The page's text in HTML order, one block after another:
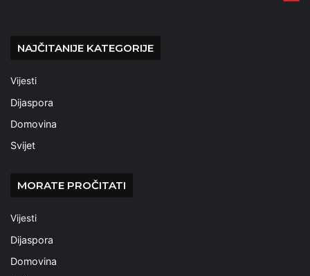
NAJČITANIJE KATEGORIJE
Vijesti
Dijaspora
Domovina
Svijet
MORATE PROČITATI
Vijesti
Dijaspora
Domovina